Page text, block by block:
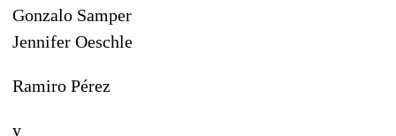
Gonzalo Samper
Jennifer Oeschle
Ramiro Pérez
y